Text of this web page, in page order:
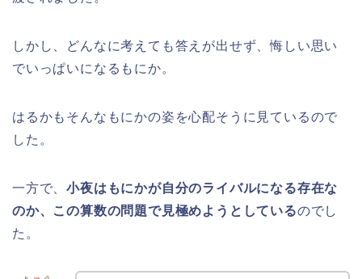
しかし、どんなに考えても答えが出せず、悔しい思い
でいっぱいになるもにか。
はるかもそんなもにかの姿を心配そうに見ているので
した。
一方で、小夜はもにかが自分のライバルになる存在な
のか、この算数の問題で見極めようとしているのでし
た。